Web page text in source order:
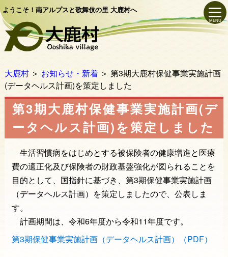
ようこそ！南アルプスと歌舞伎の里 大鹿村へ
MENU
大鹿村 ＞ お知らせ・新着＞ 第3期大鹿村保健事業実施計画
(データヘルス計画)を策定しました
第3期大鹿村保健事業実施計画(デ
ータヘルス計画)を策定しました
生活習慣病をはじめとする被保険者の健康増進と医療
費の適正化及び保険者の財政基盤強化が図られることを
目的として、国指針に基づき、第3期保健事業実施計画
（データヘルス計画）を策定しましたので、公表しま
す。
計画期間は、令和6年度から令和11年度です。
第3期保健事業実施計画（データヘルス計画）（PDF）